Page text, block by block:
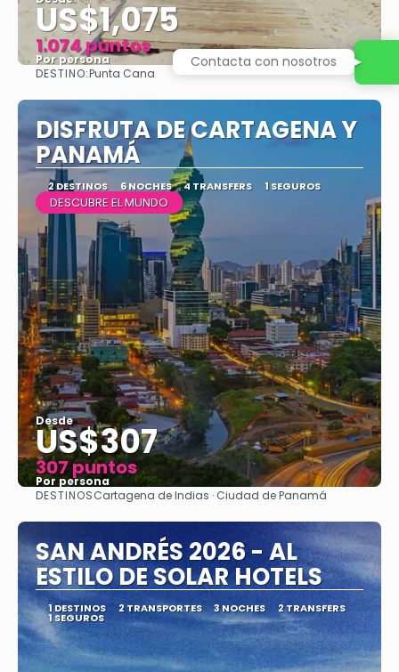
US$1,075
1.074 puntos
Por persona
DESTINO:Punta Cana
DISFRUTA DE CARTAGENA Y
PANAMÁ
2 DESTINOS 6 NOCHES 4 TRANSFERS 1 SEGUROS
DESCUBRE EL MUNDO
Desde
US$307
307 puntos
Por persona
Ver
DESTINOSCartagena de Indias · Ciudad de Panamá
SAN ANDRÉS 2026 - AL
ESTILO DE SOLAR HOTELS
1 DESTINOS 2 TRANSPORTES 3 NOCHES 2 TRANSFERS
1 SEGUROS
Contacta con nosotros